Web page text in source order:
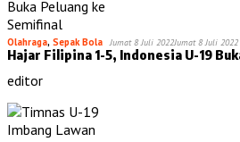
Olahraga, Sepak Bola Jumat 8 Juli 2022Jumat 8 Juli 2022
Hajar Filipina 1-5, Indonesia U-19
editor